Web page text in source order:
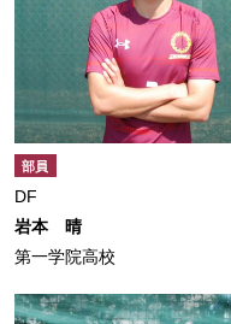
部員
DF
岩本 晴
第一学院高校